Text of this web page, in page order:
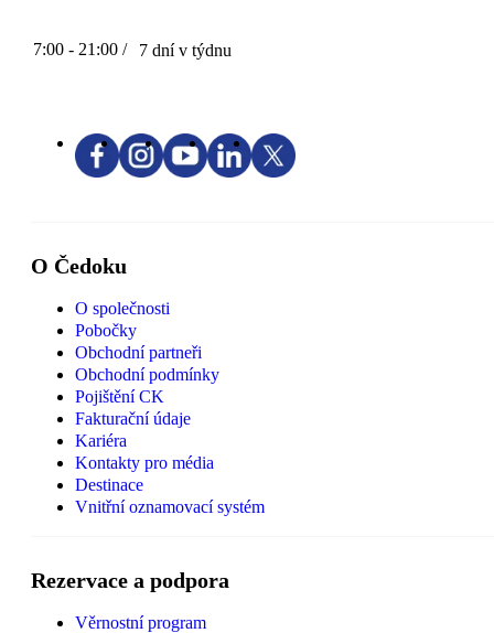
7:00 - 21:00 / 7 dní v týdnu
O Čedoku
O společnosti
Pobočky
Obchodní partneři
Obchodní podmínky
Pojištění CK
Fakturační údaje
Kariéra
Kontakty pro média
Destinace
Vnitřní oznamovací systém
Rezervace a podpora
Věrnostní program